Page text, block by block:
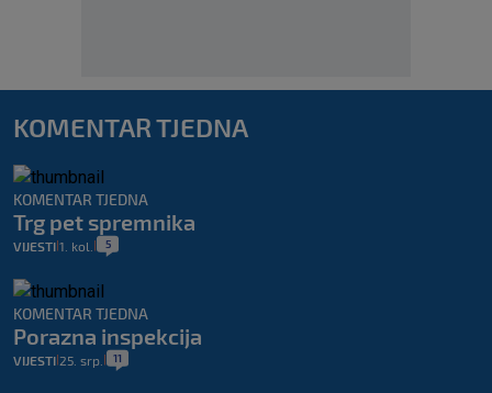
KOMENTAR TJEDNA
KOMENTAR TJEDNA
Trg pet spremnika
VIJESTI 1. kol. 5
KOMENTAR TJEDNA
Porazna inspekcija
VIJESTI 25. srp. 11